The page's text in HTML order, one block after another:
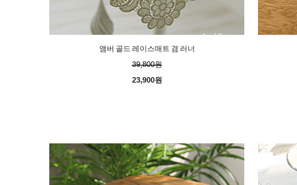
앰버 골드 레이스매트 겸 러너
39,800원
23,900원